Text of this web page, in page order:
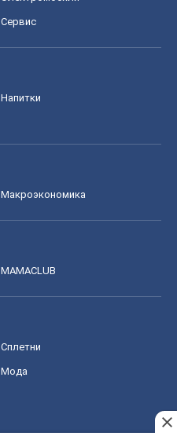
Сервис
Напитки
Mакроэкономика
MAMACLUB
Сплетни
Мода